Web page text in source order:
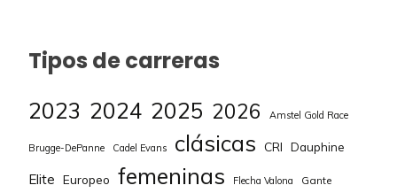
Tipos de carreras
2023 2024 2025 2026 Amstel Gold Race
Brugge-DePanne Cadel Evans clásicas CRI Dauphine
Elite Europeo femeninas Flecha Valona Gante